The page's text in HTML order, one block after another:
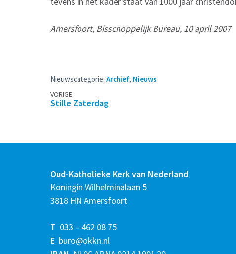
Amersfoort, Bisschoppelijk Bureau, 10 april 2007
Nieuwscategorie: Archief, Nieuws
Berichtennavigatie
VORIGE
Stille Zaterdag
Oud-Katholieke Kerk van Nederland
Koningin Wilhelminalaan 5
3818 HN Amersfoort
T 033 – 462 08 75
E buro@okkn.nl